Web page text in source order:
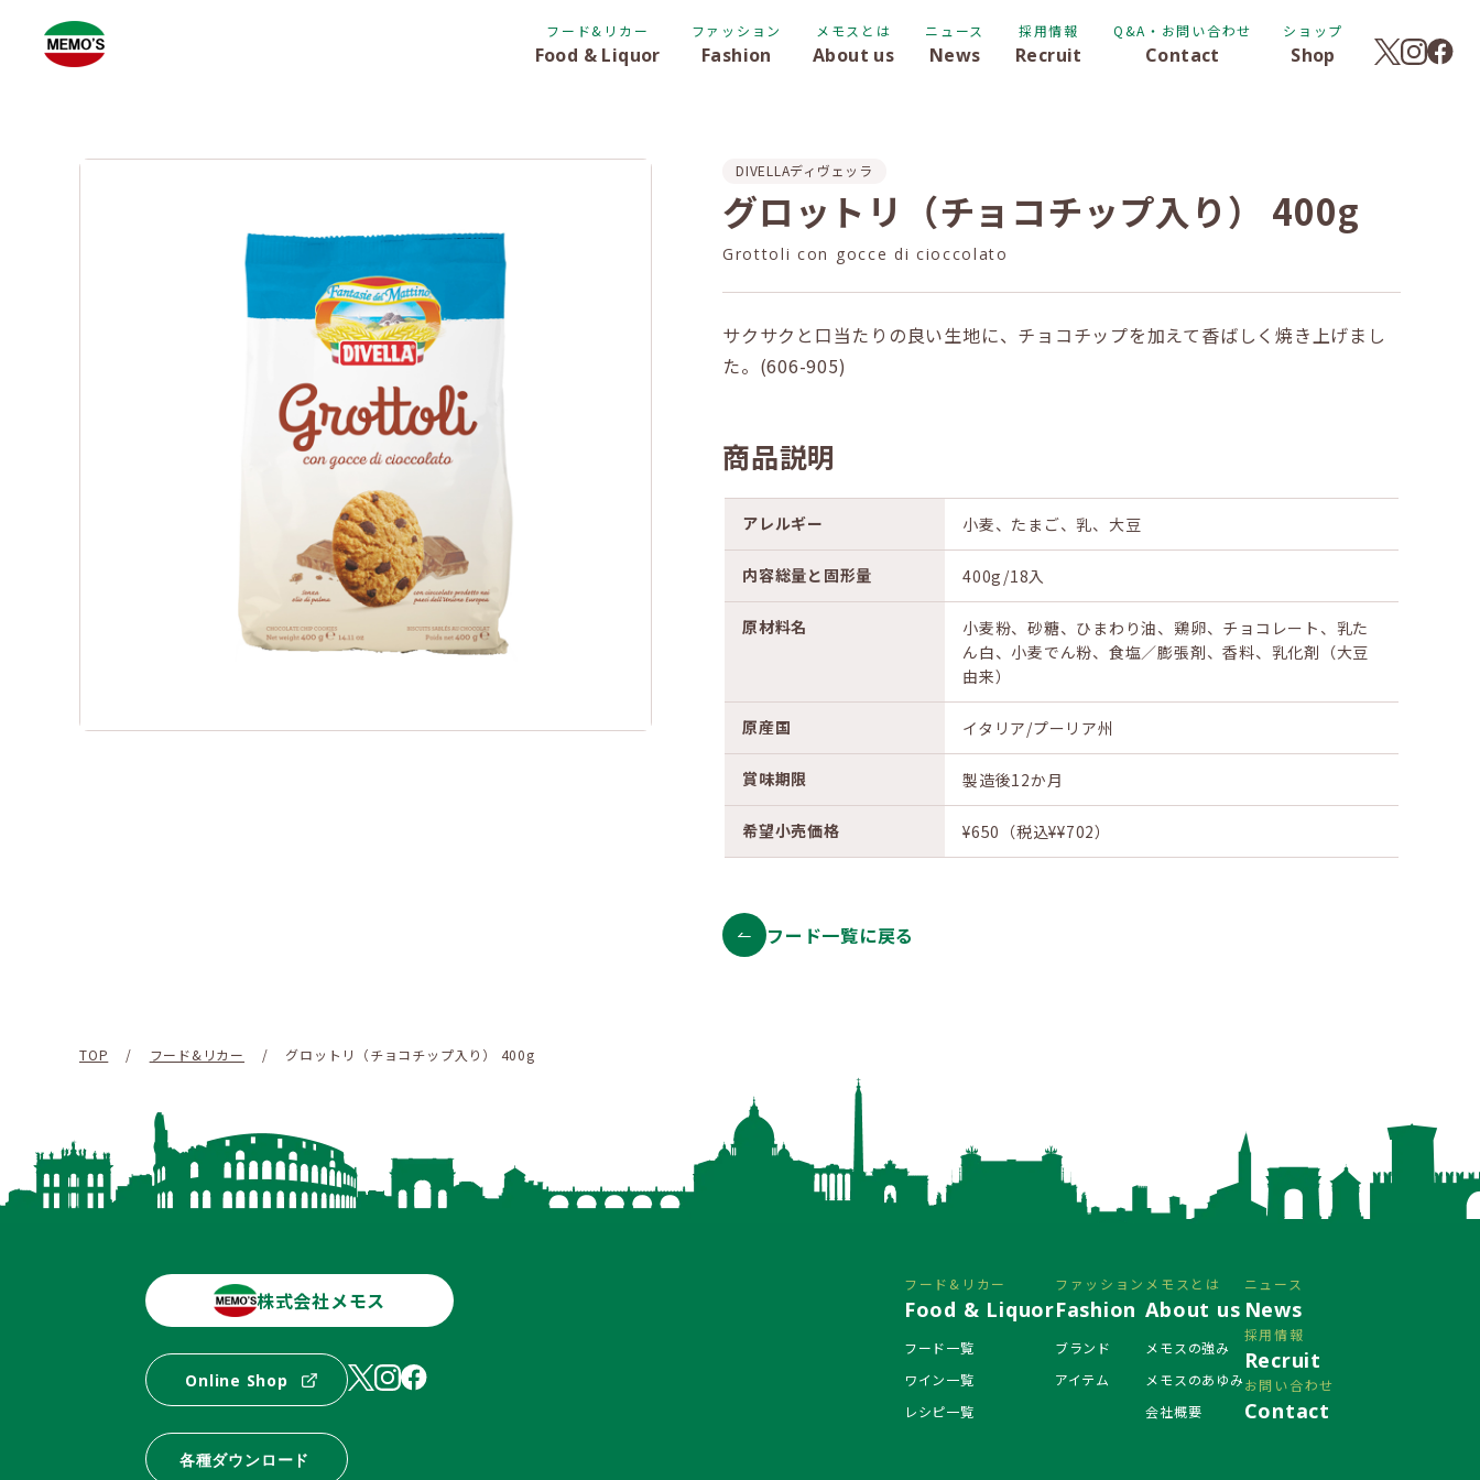
フード&リカー
Food & Liquor
ファッション
Fashion
メモスとは
About us
ニュース
News
採用情報
Recruit
Q&A・お問い合わせ
Contact
ショップ
Shop
DIVELLAディヴェッラ
グロットリ（チョコチップ入り） 400g
Grottoli con gocce di cioccolato
サクサクと口当たりの良い生地に、チョコチップを加えて香ばしく焼き上げまし
た。(606-905)
商品説明
アレルギー 小麦、たまご、乳、大豆
内容総量と固形量 400g/18入
原材料名
小麦粉、砂糖、ひまわり油、鶏卵、チョコレート、乳た
ん白、小麦でん粉、食塩／膨張剤、香料、乳化剤（大豆
由来）
原産国 イタリア/プーリア州
賞味期限 製造後12か月
希望小売価格 ¥650（税込¥¥702）
フード一覧に戻る
TOP / フード&リカー / グロットリ（チョコチップ入り） 400g
株式会社メモス
Online Shop
各種ダウンロード
フード&リカー
Food & Liquor
フード一覧
ワイン一覧
レシピ一覧
ファッション
Fashion
ブランド
アイテム
メモスとは
About us
メモスの強み
メモスのあゆみ
会社概要
ニュース
News
採用情報
Recruit
お問い合わせ
Contact